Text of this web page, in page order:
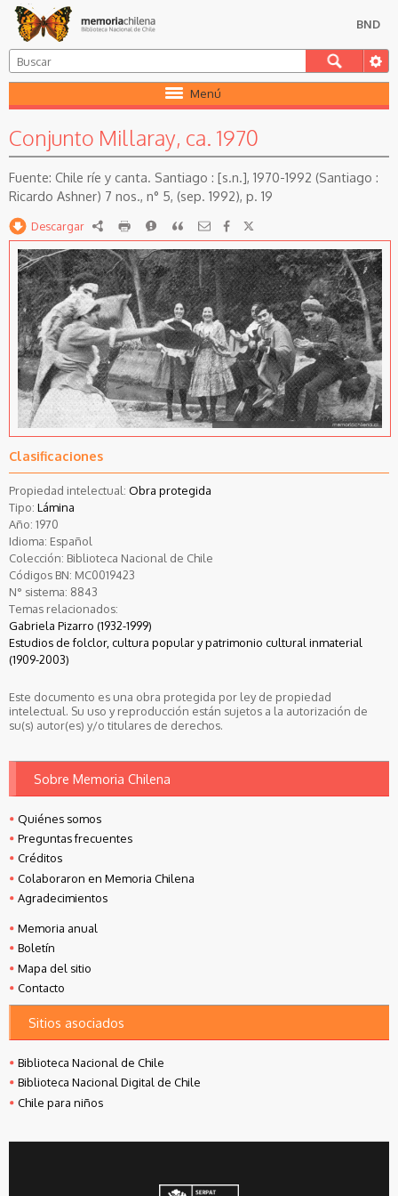
BND
Menú
Conjunto Millaray, ca. 1970
Chile ríe y canta. Santiago : [s.n.], 1970-1992 (Santiago :
Ricardo Ashner) 7 nos., n° 5, (sep. 1992), p. 19
Descargar RDF imprimirReportarCitar
Clasificaciones
Propiedad intelectual: Obra protegida
Tipo: Lámina
Año: 1970
Idioma: Español
Colección: Biblioteca Nacional de Chile
Códigos BN: MC0019423
N° sistema: 8843
Temas relacionados:
Gabriela Pizarro (1932-1999)
Estudios de folclor, cultura popular y patrimonio cultural inmaterial
(1909-2003)
Este documento es una obra protegida por ley de propiedad
intelectual. Su uso y reproducción están sujetos a la autorización de
su(s) autor(es) y/o titulares de derechos.
Sobre Memoria Chilena
Quiénes somos
Preguntas frecuentes
Créditos
Colaboraron en Memoria Chilena
Agradecimientos
Memoria anual
Boletín
Mapa del sitio
Contacto
Sitios asociados
Biblioteca Nacional de Chile
Biblioteca Nacional Digital de Chile
Chile para niños